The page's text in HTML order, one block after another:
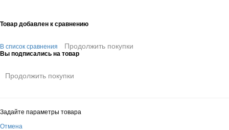
Товар добавлен к сравнению
В список сравнения Продолжить покупки
Вы подписались на товар
Продолжить покупки
Задайте параметры товара
Отмена